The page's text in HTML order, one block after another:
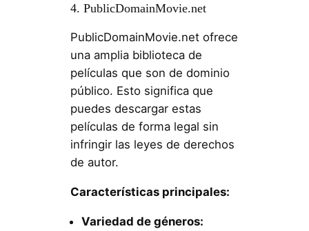
4. PublicDomainMovie.net
PublicDomainMovie.net ofrece
una amplia biblioteca de
películas que son de dominio
público. Esto significa que
puedes descargar estas
películas de forma legal sin
infringir las leyes de derechos
de autor.
Características principales:
Variedad de géneros: